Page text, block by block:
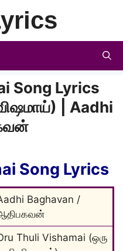
Song Lyrics
| Aadhi
Song Lyrics
Baghavan /
Thuli Vishamai (ஒரு